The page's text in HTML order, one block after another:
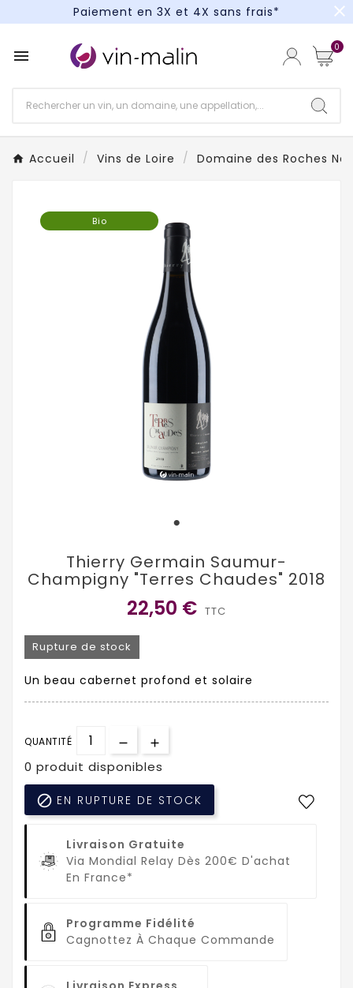
Paiement en 3X et 4X sans frais*
Paiement en 3X et 4X sans frais*
close
 0
Accueil Vins de Loire Domaine des Roches
Bio
Thierry Germain Saumur-
Champigny "Terres Chaudes" 2018
22,50 € TTC
Rupture de stock
Un beau cabernet profond et solaire
QUANTITÉ
0 produit disponibles
 EN RUPTURE DE STOCK
Livraison Gratuite
Via Mondial Relay Dès 200€ D'achat
En France*
Programme Fidélité
Cagnottez À Chaque Commande